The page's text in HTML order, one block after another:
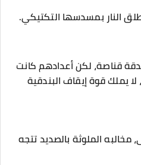
النار بمسدسها التكتيكي.
قناصة، لكن أعدادهم كانت
يملك قوة إيقاف البندقية
الملوثة بالصديد تتجه